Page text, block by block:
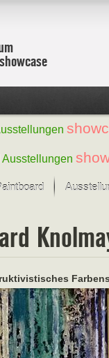
Ausstellungen
im Fokus
– Auswahl